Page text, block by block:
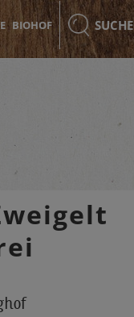
BIOHOF SUCHE